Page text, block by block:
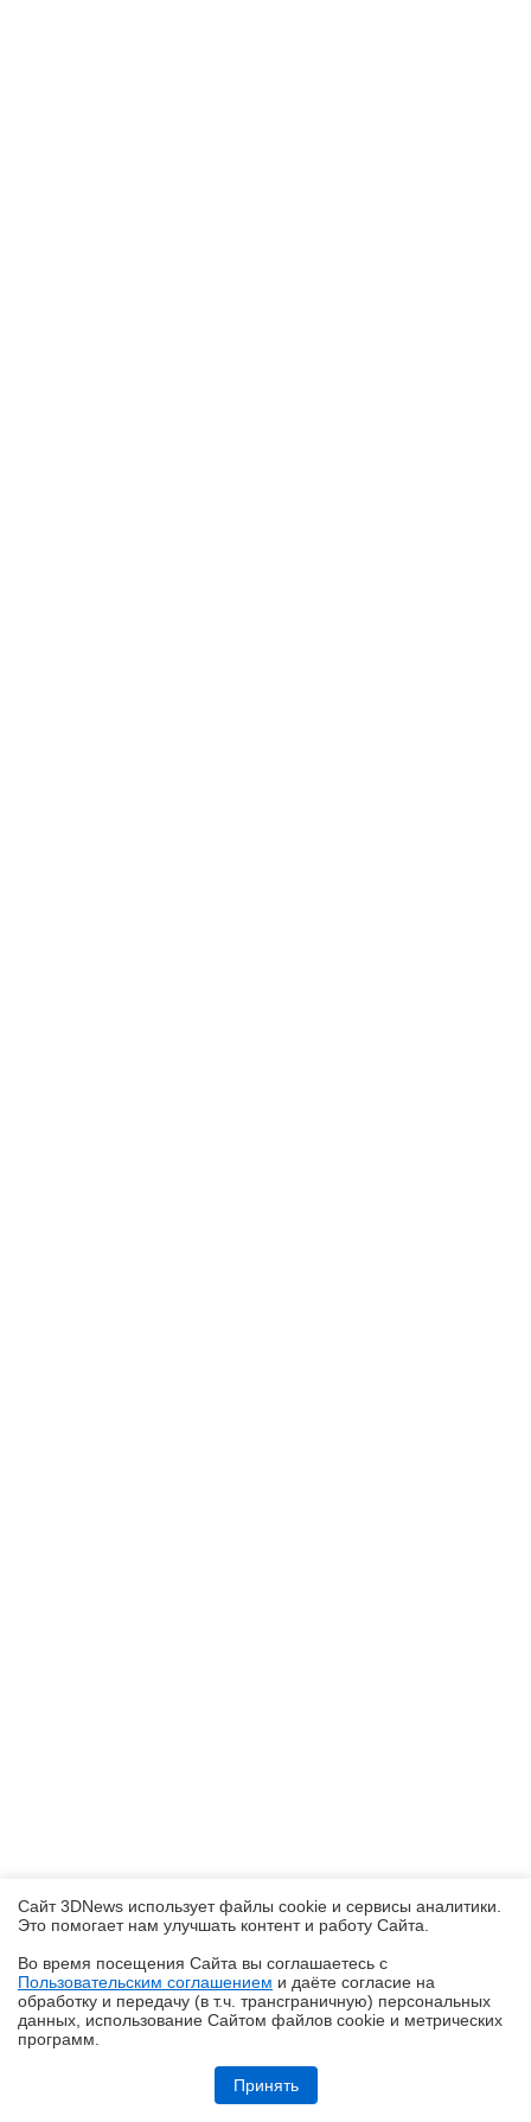
Обзор Midea VCR V15 EVO ULTRA: я просто хорошо убираю любое
Сайт 3DNews использует файлы cookie и сервисы аналитики.
Это помогает нам улучшать контент и работу Cайта.
Во время посещения Cайта вы соглашаетесь с
Пользовательским соглашением и даёте согласие на
обработку и передачу (в т.ч. трансграничную) персональных
данных, использование Cайтом файлов cookie и метрических
программ.
Принять